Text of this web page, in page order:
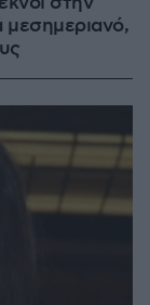
μεσημεριανό,